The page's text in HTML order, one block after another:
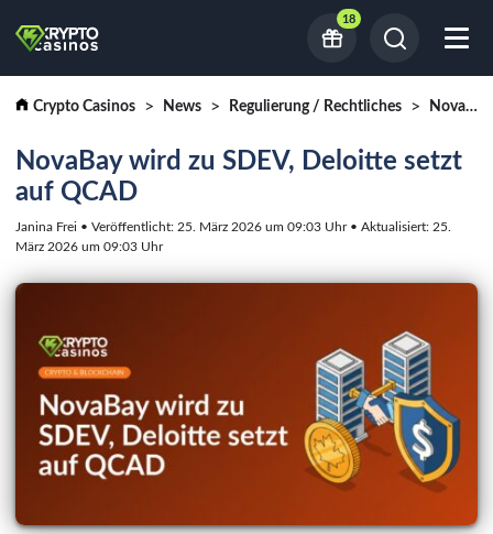
18
Crypto Casinos News Regulierung / Rechtliches NovaBay wird zu SDEV, Deloitte setzt auf QCAD
NovaBay wird zu SDEV, Deloitte setzt
auf QCAD
Janina Frei • Veröffentlicht: 25. März 2026 um 09:03 Uhr • Aktualisiert: 25.
März 2026 um 09:03 Uhr